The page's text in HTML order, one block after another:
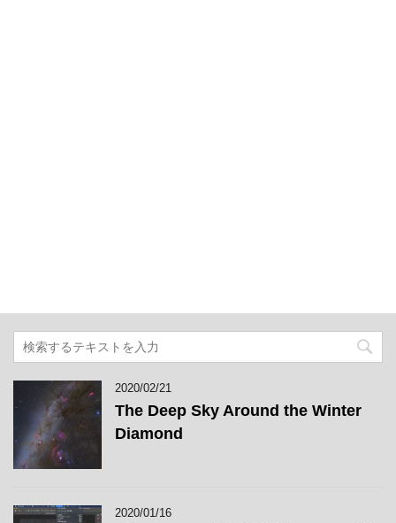
2020/02/21
The Deep Sky Around the Winter
Diamond
2020/01/16